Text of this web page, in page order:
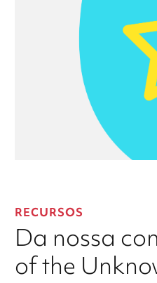
RECURSOS
Da nossa
of the